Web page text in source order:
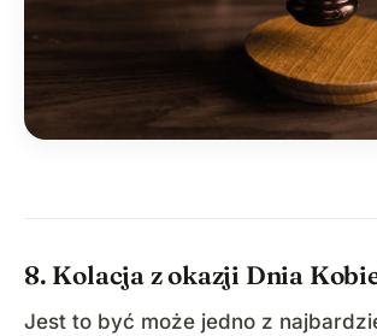
8. Kolacja z okazji Dnia
Jest to być może jedno z